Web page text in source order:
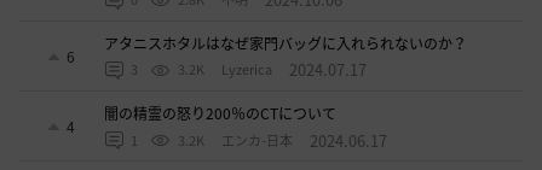
6
アタニスホタルはなぜ家門バッグに入れられないのか？
3 3.2K Lyzerica 2024.07.17
4
闇の精霊の怒り200％のCTについて
1 3.2K エンカ-日本 2024.06.17